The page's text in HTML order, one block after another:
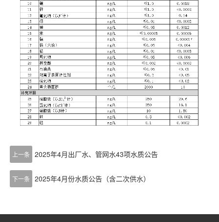
上一条 2025年4月出厂水、管网水43项水质公告
下一条 2025年4月份水质公告（含二次供水）